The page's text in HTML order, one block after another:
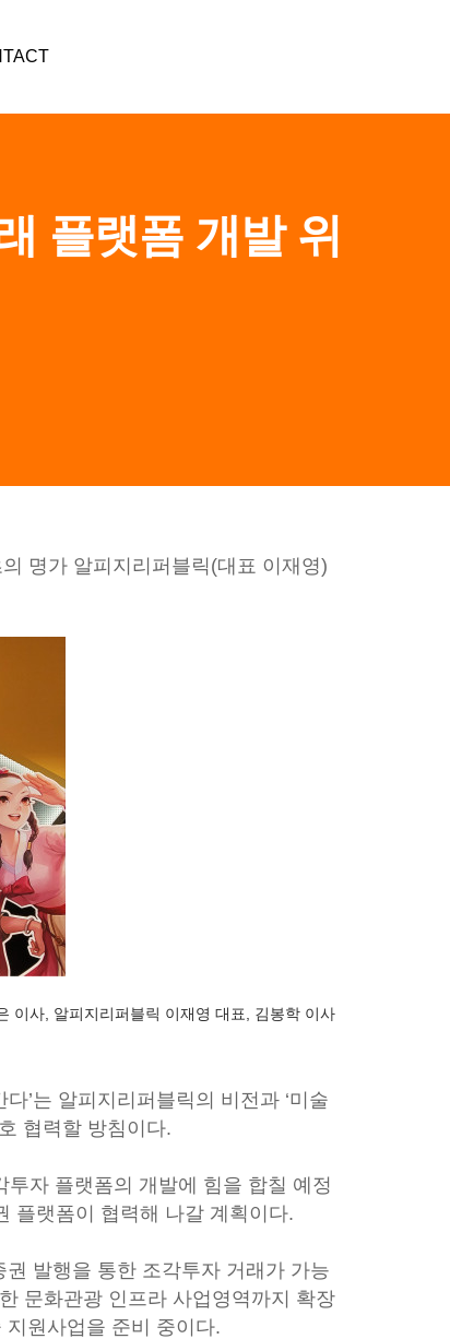
플랫폼 개발 위
명가 알피지리퍼블릭(대표 이재영)
이사, 알피지리퍼블릭 이재영 대표, 김봉학 이사
’는 알피지리퍼블릭의 비전과 ‘미술
협력할 방침이다.
자 플랫폼의 개발에 힘을 합칠 예정
플랫폼이 협력해 나갈 계획이다.
발행을 통한 조각투자 거래가 가능
문화관광 인프라 사업영역까지 확장
지원사업을 준비 중이다.